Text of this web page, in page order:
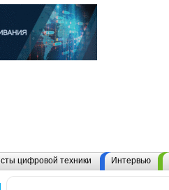
цифровой техники Интервью